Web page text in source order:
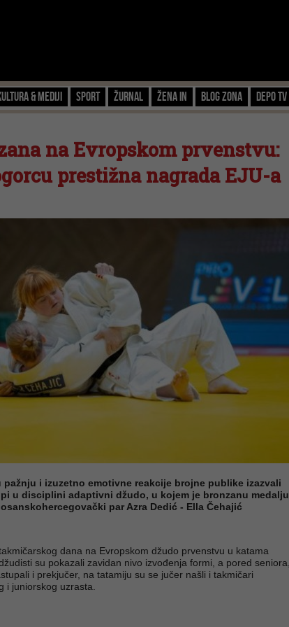
& Mediji Sport Žurnal Žena IN Blog zona Depo TV
na Evropskom prvenstvu:
prestižna nagrada EJU-a
pažnju i izuzetno emotivne reakcije brojne publike izazvali
u disciplini adaptivni džudo, u kojem je bronzanu medalju
par Azra Dedić - Ella Čehajić
dana na Evropskom džudo prvenstvu u katama
su pokazali zavidan nivo izvođenja formi, a pored seniora,
i prekjučer, na tatamiju su se jučer našli i takmičari
i juniorskog uzrasta.